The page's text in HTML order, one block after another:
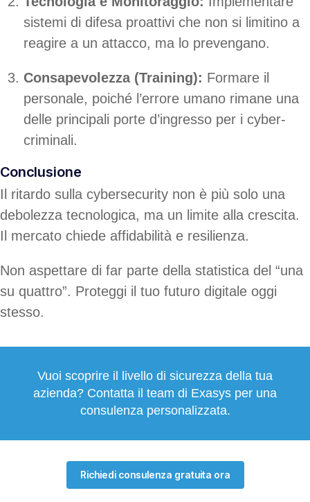
sistemi di difesa proattivi che non si limitino a
reagire a un attacco, ma lo prevengano.
Consapevolezza (Training): Formare il
personale, poiché l’errore umano rimane una
delle principali porte d’ingresso per i cyber-
criminali.
Conclusione
Il ritardo sulla cybersecurity non è più solo una
debolezza tecnologica, ma un limite alla crescita.
Il mercato chiede affidabilità e resilienza.
Non aspettare di far parte della statistica del “una
su quattro”. Proteggi il tuo futuro digitale oggi
stesso.
Vuoi scoprire il livello di sicurezza della tua
azienda? Contatta il team di Exasys per una
consulenza personalizzata.
Richiedi consulenza gratuita ora